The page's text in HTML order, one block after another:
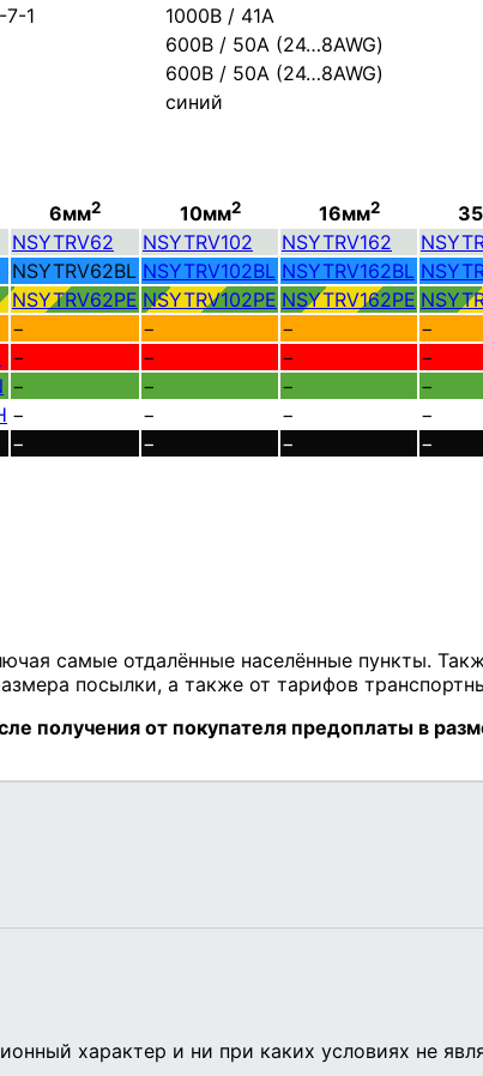
7-1
1000В / 41А
600В / 50А (24…8AWG)
600В / 50А (24…8AWG)
синий
6мм2 10мм2 16мм2
NSYTRV62 NSYTRV102 NSYTRV162
NSYTRV62BL NSYTRV102BL NSYTRV162BL
NSYTRV62PE NSYTRV102PE NSYTRV162PE
− − − −
− − − −
− − − −
− − − −
− − − −
характер и ни при каких условиях не